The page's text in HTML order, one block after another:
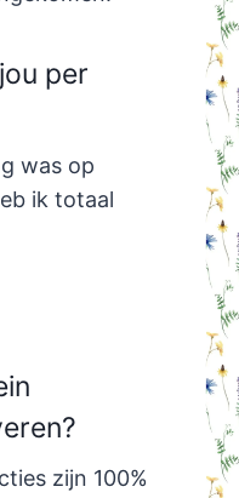
per
was op
ik totaal
zijn 100%